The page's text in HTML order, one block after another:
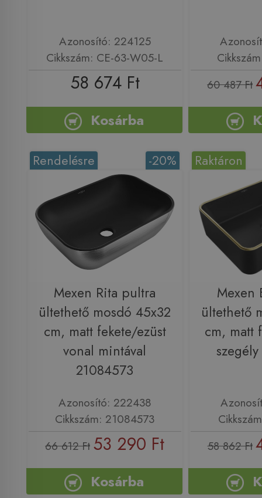
Azonosító: 224125
Cikkszám: CE-63-W05-L
58 674 Ft
Kosárba
60 487 Ft
-20%
Rendelésre
Mexen Rita pultra
ültethető mosdó 45x32
cm, matt fekete/ezüst
vonal mintával
21084573
Azonosító: 222438
Cikkszám: 21084573
66 612 Ft 53 290 Ft
Kosárba
Raktáron
Mexen
ültethető
cm, matt
58 862 Ft